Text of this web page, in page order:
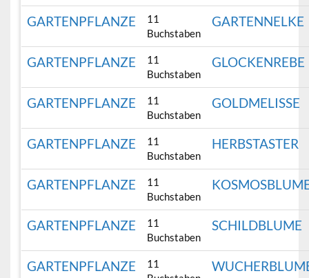
GARTENPFLANZE
11
Buchstaben
GARTENNELKE
GARTENPFLANZE
11
Buchstaben
GLOCKENREBE
GARTENPFLANZE
11
Buchstaben
GOLDMELISSE
GARTENPFLANZE
11
Buchstaben
HERBSTASTER
GARTENPFLANZE
11
Buchstaben
GARTENPFLANZE
11
Buchstaben
SCHILDBLUME
GARTENPFLANZE
11